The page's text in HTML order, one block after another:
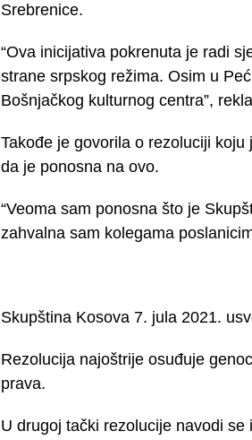
Srebrenice.
“Ova inicijativa pokrenuta je radi
strane srpskog režima. Osim u
Bošnjačkog kulturnog centra”,
Takođe je govorila o rezoluciji
da je ponosna na ovo.
“Veoma sam ponosna što je
zahvalna sam kolegama
Skupština Kosova 7. jula 2021.
Rezolucija najoštrije osuđuje
prava.
U drugoj tački rezolucije navodi